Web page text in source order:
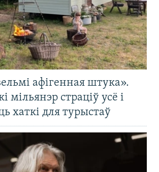
афігенная штука».
мільянэр страціў усё і
хаткі для турыстаў